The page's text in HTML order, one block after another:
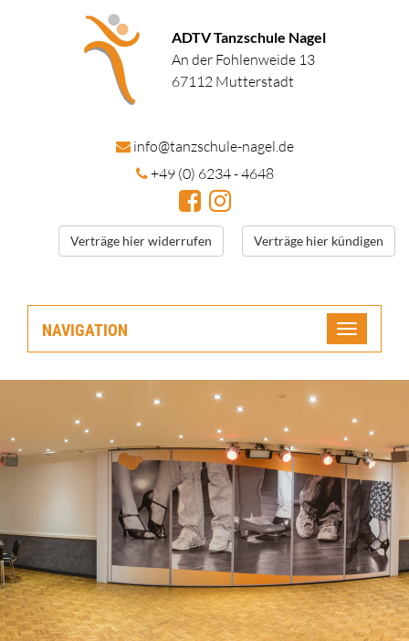
ADTV Tanzschule Nagel
An der Fohlenweide 13
67112 Mutterstadt
info@tanzschule-nagel.de
+49 (0) 6234 - 4648
Verträge hier widerrufen Verträge hier kündigen
NAVIGATION
Toggle